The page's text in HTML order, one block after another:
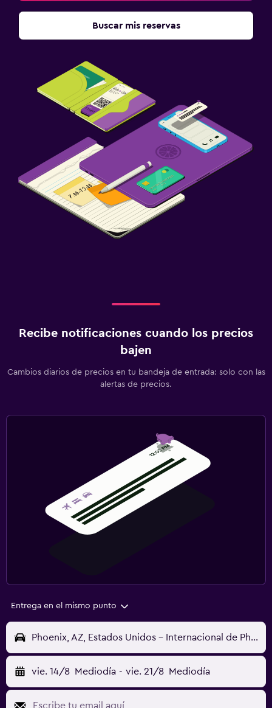
Buscar mis reservas
Recibe notificaciones cuando los precios
bajen
Cambios diarios de precios en tu bandeja de entrada: solo con las
alertas de precios.
Entrega en el mismo punto
Phoenix, AZ, Estados Unidos - Internacional de Phoenix-Sky Harbor (PHX)
vie. 14/8 Mediodía - vie. 21/8 Mediodía